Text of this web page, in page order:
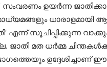
സംവരണം ഉയർന്ന
ധാരാളമായി
എന്ന് സൂചിപ്പിക്കുന്ന
മത ധർമ്മ
ഉദ്ദേശിച്ചാണ്